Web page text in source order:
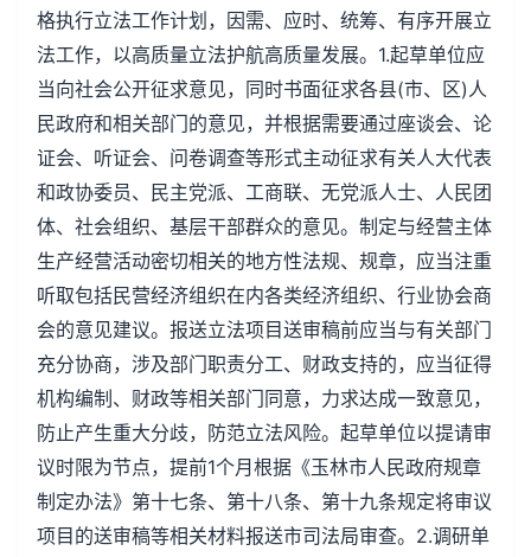
格执行立法工作计划，因需、应时、统筹、有序开展立
法工作，以高质量立法护航高质量发展。1.起草单位应
当向社会公开征求意见，同时书面征求各县(市、区)人
民政府和相关部门的意见，并根据需要通过座谈会、论
证会、听证会、问卷调查等形式主动征求有关人大代表
和政协委员、民主党派、工商联、无党派人士、人民团
体、社会组织、基层干部群众的意见。制定与经营主体
生产经营活动密切相关的地方性法规、规章，应当注重
听取包括民营经济组织在内各类经济组织、行业协会商
会的意见建议。报送立法项目送审稿前应当与有关部门
充分协商，涉及部门职责分工、财政支持的，应当征得
机构编制、财政等相关部门同意，力求达成一致意见，
防止产生重大分歧，防范立法风险。起草单位以提请审
议时限为节点，提前1个月根据《玉林市人民政府规章
制定办法》第十七条、第十八条、第十九条规定将审议
项目的送审稿等相关材料报送市司法局审查。2.调研单